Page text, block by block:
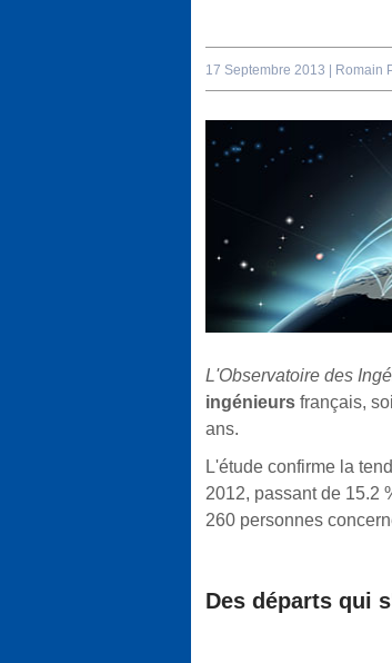
17 Septembre 2013 | Romain
L'Observatoire des
ingénieursfrançais,
ans.
L'étude confirme la
2012, passant de 15.2
260 personnes
Des départs qui